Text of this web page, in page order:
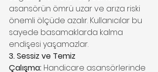
asansörün ömrü uzar ve arıza riski
önemli ölçüde azalır. Kullanıcılar bu
sayede basamaklarda kalma
endişesi yaşamazlar.
3. Sessiz ve Temiz
Çalışma: Handicare asansörlerinde